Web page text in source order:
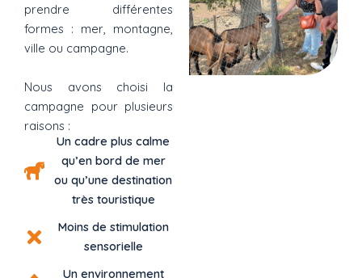
prendre différentes
formes : mer, montagne,
ville ou campagne.
Nous avons choisi la
campagne pour plusieurs
raisons :
Un cadre plus calme
qu’en bord de mer
ou qu’une destination
très touristique
Moins de stimulation
sensorielle
Un environnement